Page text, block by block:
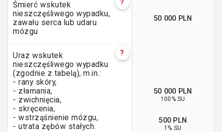
Śmierć wskutek
nieszczęśliwego wypadku,
zawału serca lub udaru
mózgu
?
50 000 PLN
Uraz wskutek
nieszczęśliwego wypadku
(zgodnie z tabelą), m.in.:
- rany skóry,
- złamania,
- zwichnięcia,
- skręcenia,
- wstrząśnienie mózgu,
- utrata zębów stałych.
?
50 000 PLN
100% SU
500 PLN
1% SU